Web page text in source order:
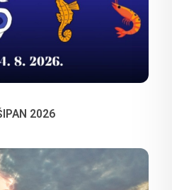
2026